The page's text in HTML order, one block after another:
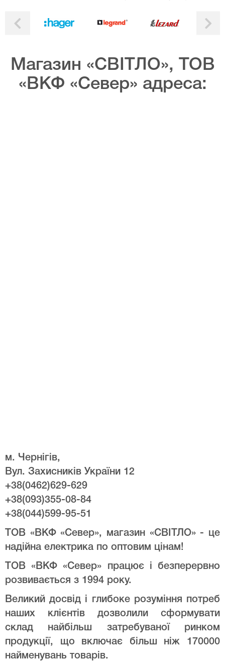
Магазин «СВІТЛО», ТОВ
«ВКФ «Север» адреса:
м. Чернігів,
Вул. Захисників України 12
+38(0462)629-629
+38(093)355-08-84
+38(044)599-95-51
ТОВ «ВКФ «Север», магазин «СВІТЛО» - це
надійна електрика по оптовим цінам!
ТОВ «ВКФ «Север» працює і безперервно
розвивається з 1994 року.
Великий досвід і глибоке розуміння потреб
наших клієнтів дозволили сформувати
склад найбільш затребуваної ринком
продукції, що включає більш ніж 170000
найменувань товарів.